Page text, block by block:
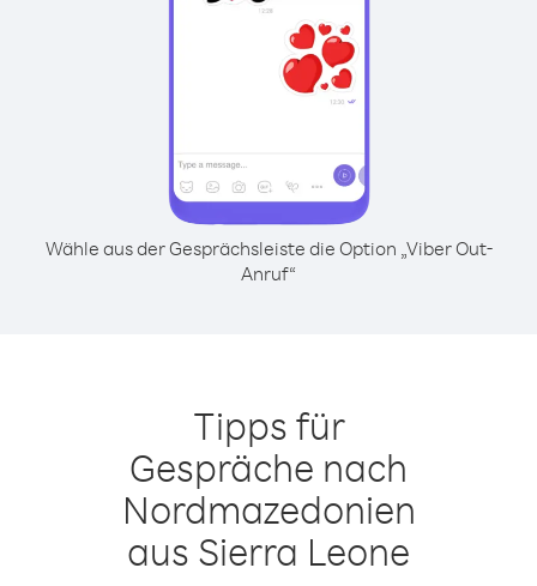
Wähle aus der Gesprächsleiste die Option „Viber Out-
Anruf“
Tipps für
Gespräche nach
Nordmazedonien
aus Sierra Leone